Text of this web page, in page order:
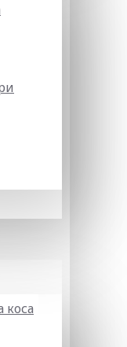
коса